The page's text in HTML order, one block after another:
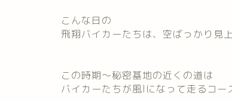
こんな日の
飛翔バイカーたちは、空ばっかり見
この時期～秘密基地の近くの道は
バイカーたちが風lになって走るコー